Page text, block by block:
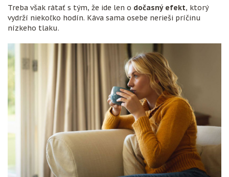
Treba však rátať s tým, že ide len o dočasný efekt, ktorý
vydrží niekoľko hodín. Káva sama osebe nerieši príčinu
nízkeho tlaku.